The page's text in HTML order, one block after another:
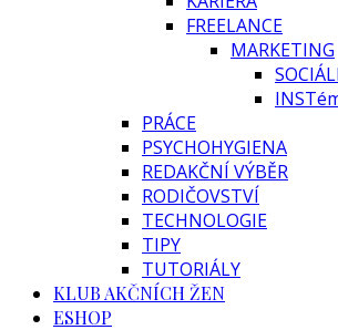
FREELANCE
MARKETING
PRÁCE
PSYCHOHYGIENA
REDAKČNÍ VÝBĚR
RODIČOVSTVÍ
TECHNOLOGIE
TIPY
TUTORIÁLY
KLUB AKČNÍCH ŽEN
ESHOP